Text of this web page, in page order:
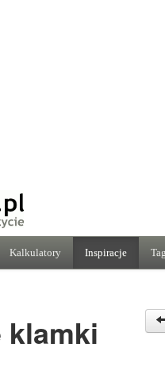
Kalkulatory Inspiracje
klamki